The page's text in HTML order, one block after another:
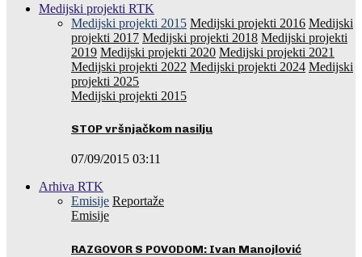
Medijski projekti RTK
Medijski projekti 2015 Medijski projekti 2016 Medijski
projekti 2017 Medijski projekti 2018 Medijski projekti
2019 Medijski projekti 2020 Medijski projekti 2021
Medijski projekti 2022 Medijski projekti 2024 Medijski
projekti 2025
Medijski projekti 2015
STOP vršnjačkom nasilju
07/09/2015 03:11
Arhiva RTK
Emisije Reportaže
Emisije
RAZGOVOR S POVODOM: Ivan Manojlović